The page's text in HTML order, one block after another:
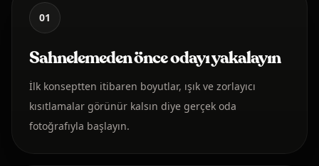
01
Sahnelemeden önce odayı yakalayın
İlk konseptten itibaren boyutlar, ışık ve zorlayıcı
kısıtlamalar görünür kalsın diye gerçek oda
fotoğrafıyla başlayın.